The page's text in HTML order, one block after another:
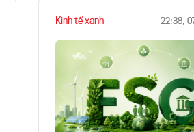
Kinh tế xanh 22:38,